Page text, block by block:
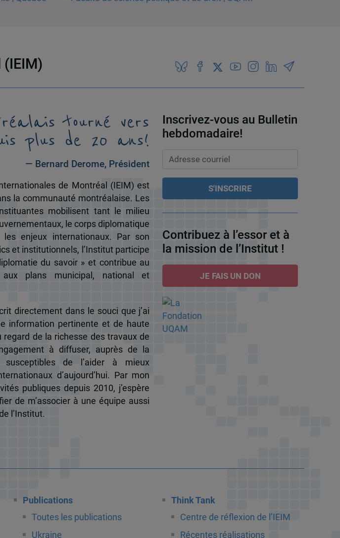
tourné vers
plus de 20 ans!
— Bernard Derome, Président
de Montréal (IEIM) est
la communauté montréalaise. Les
mobilisent tant le milieu
le corps diplomatique
enjeux internationaux. Par son
et institutionnels, l’Institut participe
du savoir » et contribue au
plans municipal, national et
directement dans le souci que j’ai
information pertinente et de haute
regard de la richesse des travaux de
à diffuser, auprès de la
susceptibles de l’aider à mieux
d’aujourd’hui. Par mon
publiques depuis 2010, j’espère
de m’associer à une équipe aussi
l’Institut.
Inscrivez-vous au Bulletin
hebdomadaire!
Contribuez à l’essor et à
la mission de l’Institut !
JE FAIS UN DON
Publications
Toutes les publications
Ukraine
Think Tank
Centre de réflexion de l’IEIM
Récentes réalisations